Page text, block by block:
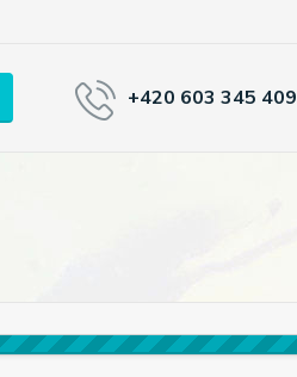
+420 603 345 409